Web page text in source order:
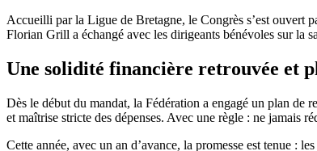
­Accueilli par la Ligue de Bretagne, le Congrès s’est ouvert
Florian Grill a échangé avec les dirigeants bénévoles sur la
Une solidité financière retrouvée et
Dès le début du mandat, la Fédération a engagé un plan de
et maîtrise stricte des dépenses. Avec une règle : ne jamais
Cette année, avec un an d’avance, la promesse est tenue :